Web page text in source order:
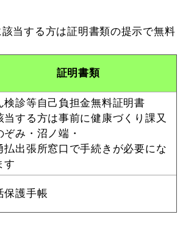
当する方は証明書類の提示で無料
証明書類
検診等自己負担金無料証明書
する方は事前に健康づくり課又
ぞみ・沼ノ端・
出張所窓口で手続きが必要にな
す
保護手帳